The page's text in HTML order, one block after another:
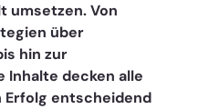
umsetzen. Von
über
hin zur
Inhalte decken alle
Erfolg entscheidend